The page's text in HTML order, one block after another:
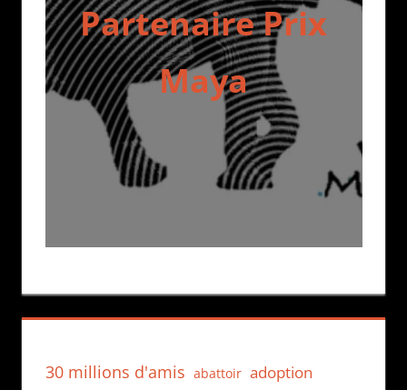
Partenaire Prix
Maya
30 millions d'amis abattoir adoption